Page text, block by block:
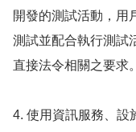
開發的測試活動，用
測試並配合執行測試
直接法令相關之要求。
4. 使用資訊服務、設